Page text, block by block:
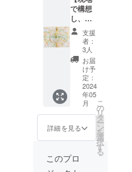
後に随
時発送
させて
いただ
きま
す。
（二俣
和紙又
はのの
わし）
に天然
顔料や
素材を
使用し
て、 あ
なたの
イメー
ジで描
く作品
※どちら
の和紙
を使用
で構想
し、帰
国後に
描く
原画F0
号サイ
ズ】
オース
トラリ
ア滞在
中に絵
を構想
し帰国
後、和
紙（の
のわ
し）に
支援
者：
3人
お届
け予
定：
2024
年05
月
詳細を見る
こ
の
リ
タ
ー
ン
を
選
択
す
る
このプロ